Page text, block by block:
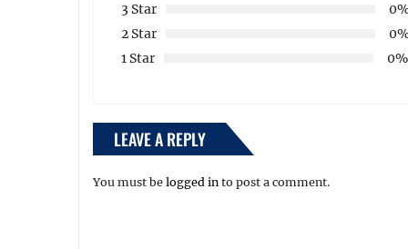
3 Star
2 Star
1 Star
0%
LEAVE A REPLY
You must be logged in to post a comment.